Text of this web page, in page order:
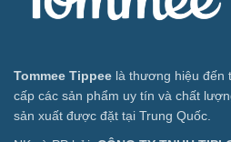
Tommee Tippee là thương hiệu đến
cấp các sản phẩm uy tín và chất
sản xuất được đặt tại Trung Quốc.